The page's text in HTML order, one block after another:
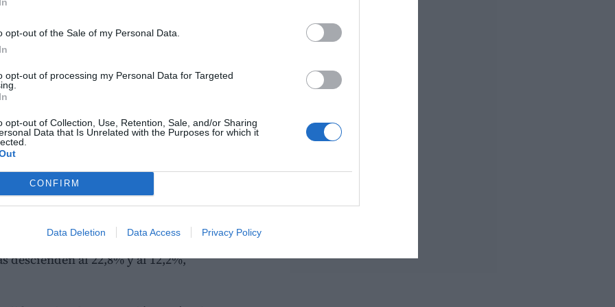
opt-out of the Sale of my Personal Data.
opt-out of processing my Personal Data for Targeted
opt-out of Collection, Use, Retention, Sale, and/or Sharing
Data that Is Unrelated with the Purposes for which it
CONFIRM
Data Deletion Data Access Privacy Policy
notablemente superior a la de la
la distancia respecto a las opiniones
un mayor número de apoyos
bolsa más amplia de ciudadanos situados
y edad
relevantes.
que un 32,2% califica su gestión como “muy
Por el contrario, las mujeres presentan
positivas: un 27,5% considera
un 17,4% la define como “muy buena”.
descienden al 22,8% y al 12,2%,